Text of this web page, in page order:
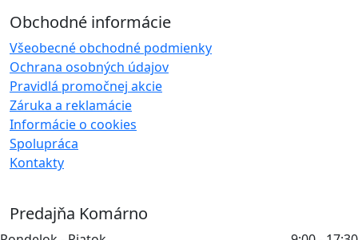
Obchodné informácie
Všeobecné obchodné podmienky
Ochrana osobných údajov
Pravidlá promočnej akcie
Záruka a reklamácie
Informácie o cookies
Spolupráca
Kontakty
Predajňa Komárno